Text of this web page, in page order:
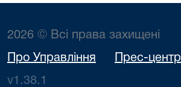
2026 © Всі права захищені
Про Управління Прес-центр
v1.38.1